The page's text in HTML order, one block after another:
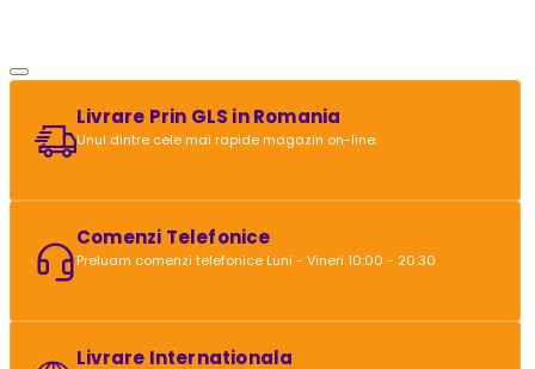
Livrare Prin GLS in Romania
Unul dintre cele mai rapide magazin on-line.
Comenzi Telefonice
Preluam comenzi telefonice Luni - Vineri 10:00 - 20:30
Livrare Internationala